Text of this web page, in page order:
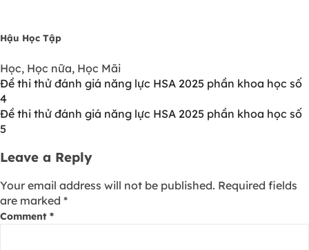
Hậu Học Tập
Học, Học nữa, Học Mãi
Đề thi thử đánh giá năng lực HSA 2025 phần khoa học số
4
Đề thi thử đánh giá năng lực HSA 2025 phần khoa học số
5
Leave a Reply
Your email address will not be published. Required fields
are marked *
Comment *